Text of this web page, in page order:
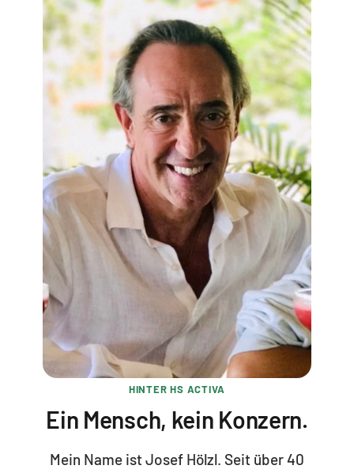
HINTER HS ACTIVA
Ein Mensch, kein Konzern.
Mein Name ist Josef Hölzl. Seit über 40